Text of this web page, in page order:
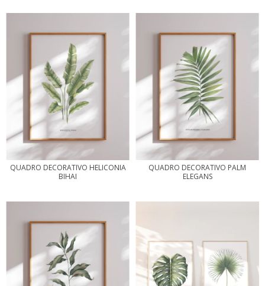
QUADRO DECORATIVO HELICONIA
BIHAI
QUADRO DECORATIVO PALM
ELEGANS